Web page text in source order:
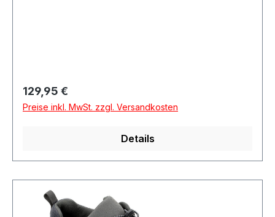
Regulärer Preis:
129,95 €
Preise inkl. MwSt. zzgl. Versandkosten
Details